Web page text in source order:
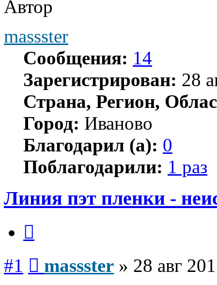
Автор
massster
Сообщения: 14
Зарегистрирован: 28
Страна, Регион,
Город: Иваново
Благодарил (а): 0
Поблагодарили: 1 раз
Линия пэт пленки -
#1 massster » 28 авг